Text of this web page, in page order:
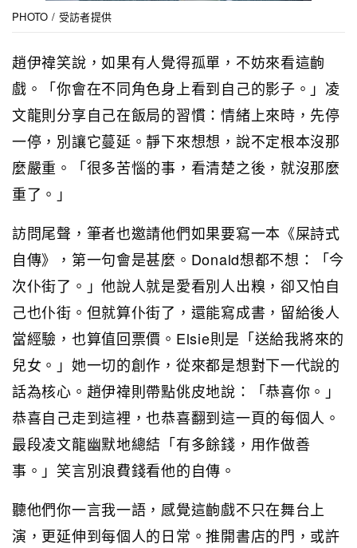
PHOTO / 受訪者提供
趙伊禕笑說，如果有人覺得孤單，不妨來看這齣
戲。「你會在不同角色身上看到自己的影子。」凌
文龍則分享自己在飯局的習慣：情緒上來時，先停
一停，別讓它蔓延。靜下來想想，說不定根本沒那
麼嚴重。「很多苦惱的事，看清楚之後，就沒那麼
重了。」
訪問尾聲，筆者也邀請他們如果要寫一本《屎詩式
自傳》，第一句會是甚麼。Donald想都不想：「今
次仆街了。」他說人就是愛看別人出糗，卻又怕自
己也仆街。但就算仆街了，還能寫成書，留給後人
當經驗，也算值回票價。Elsie則是「送給我將來的
兒女。」她一切的創作，從來都是想對下一代說的
話為核心。趙伊禕則帶點佻皮地說：「恭喜你。」
恭喜自己走到這裡，也恭喜翻到這一頁的每個人。
最段凌文龍幽默地總結「有多餘錢，用作做善
事。」笑言別浪費錢看他的自傳。
聽他們你一言我一語，感覺這齣戲不只在舞台上
演，更延伸到每個人的日常。推開書店的門，或許